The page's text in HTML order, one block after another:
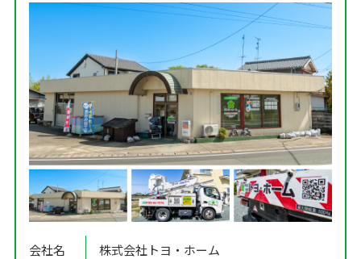
会社名
株式会社トヨ・ホーム